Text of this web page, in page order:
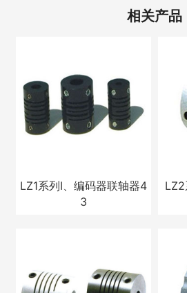
相关产品
LZ1系列Ⅰ、编码器联轴器4
3
LZ2